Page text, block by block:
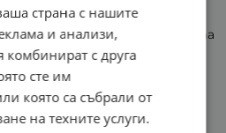
заявяват, че употребата
на умора са видимо
страна с нашите
и анализи,
комбинират с друга
сте им
която са събрали от
на техните услуги.